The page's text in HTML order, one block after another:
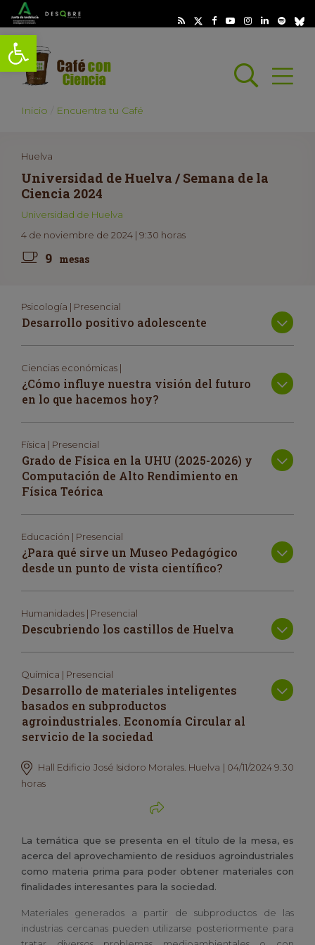
Abrir barra de herramientas
Abrir
Inicio Encuentra tu Café
Huelva
Universidad de Huelva / Semana de la
Ciencia 2024
Universidad de Huelva
4 de noviembre de 2024 | 9:30 horas
9 mesas
Psicología | Presencial
Desarrollo positivo adolescente
Ciencias económicas |
¿Cómo influye nuestra visión del futuro
en lo que hacemos hoy?
Física | Presencial
Grado de Física en la UHU (2025-2026) y
Computación de Alto Rendimiento en
Física Teórica
Educación | Presencial
¿Para qué sirve un Museo Pedagógico
desde un punto de vista científico?
Humanidades | Presencial
Descubriendo los castillos de Huelva
Química | Presencial
Desarrollo de materiales inteligentes
basados en subproductos
agroindustriales. Economía Circular al
servicio de la sociedad
Hall Edificio José Isidoro Morales. Huelva | 04/11/2024 9.30
horas
La temática que se presenta en el título de la mesa, es
acerca del aprovechamiento de residuos agroindustriales
como materia prima para poder obtener materiales con
finalidades interesantes para la sociedad.
Materiales generados a partir de subproductos de las
industrias cercanas pueden utilizarse posteriormente para